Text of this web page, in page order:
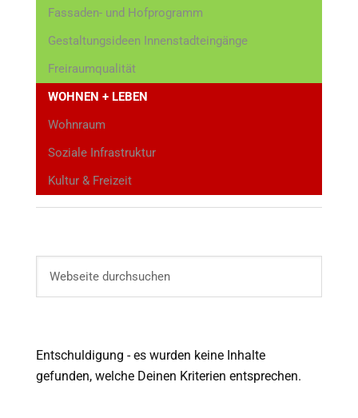
Fassaden- und Hofprogramm
Gestaltungsideen Innenstadteingänge
Freiraumqualität
WOHNEN + LEBEN
Wohnraum
Soziale Infrastruktur
Kultur & Freizeit
Entschuldigung - es wurden keine Inhalte
gefunden, welche Deinen Kriterien entsprechen.